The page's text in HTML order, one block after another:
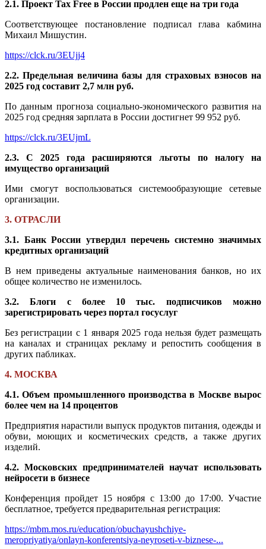
2.1. Проект Tax Free в России продлен еще на три года
Соответствующее постановление подписал глава кабмина
Михаил Мишустин.
https://clck.ru/3EUjj4
2.2. Предельная величина базы для страховых взносов на
2025 год составит 2,7 млн руб.
По данным прогноза социально-экономического развития на
2025 год средняя зарплата в России достигнет 99 952 руб.
https://clck.ru/3EUjmL
2.3. С 2025 года расширяются льготы по налогу на
имущество организаций
Ими смогут воспользоваться системообразующие сетевые
организации.
3. ОТРАСЛИ
3.1. Банк России утвердил перечень системно значимых
кредитных организаций
В нем приведены актуальные наименования банков, но их
общее количество не изменилось.
3.2. Блоги с более 10 тыс. подписчиков можно
зарегистрировать через портал госуслуг
Без регистрации с 1 января 2025 года нельзя будет размещать
на каналах и страницах рекламу и репостить сообщения в
других пабликах.
4. МОСКВА
4.1. Объем промышленного производства в Москве вырос
более чем на 14 процентов
Предприятия нарастили выпуск продуктов питания, одежды и
обуви, моющих и косметических средств, а также других
изделий.
4.2. Московских предпринимателей научат использовать
нейросети в бизнесе
Конференция пройдет 15 ноября с 13:00 до 17:00. Участие
бесплатное, требуется предварительная регистрация:
https://mbm.mos.ru/education/obuchayushchiye-
meropriyatiya/onlayn-konferentsiya-neyroseti-v-biznese-...